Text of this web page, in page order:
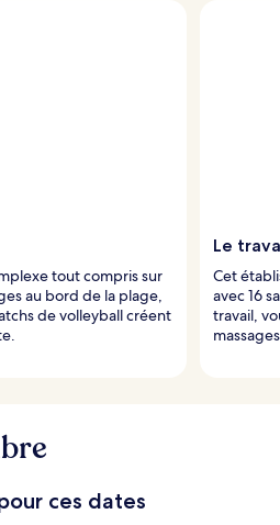
tout compris sur
au bord de la plage,
de volleyball créent
Le
Cet
avec 16
travail,
ces dates